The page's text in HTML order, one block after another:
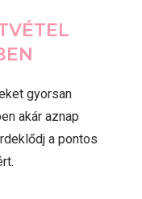
gyorsan
akár aznap
a pontos